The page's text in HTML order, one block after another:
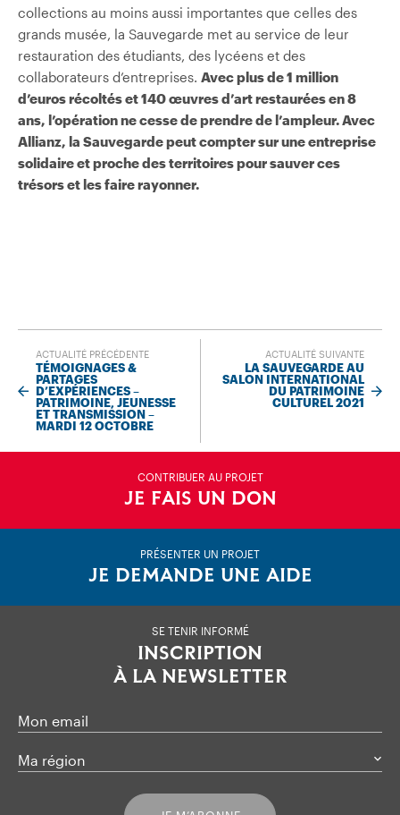
collections au moins aussi importantes que celles des
grands musée, la Sauvegarde met au service de leur
restauration des étudiants, des lycéens et des
collaborateurs d’entreprises. Avec plus de 1 million
d’euros récoltés et 140 œuvres d’art restaurées en 8
ans, l’opération ne cesse de prendre de l’ampleur. Avec
Allianz, la Sauvegarde peut compter sur une entreprise
solidaire et proche des territoires pour sauver ces
trésors et les faire rayonner.
ACTUALITÉ PRÉCÉDENTE
TÉMOIGNAGES &
PARTAGES
D’EXPÉRIENCES –
PATRIMOINE, JEUNESSE
ET TRANSMISSION –
MARDI 12 OCTOBRE
ACTUALITÉ SUIVANTE
LA SAUVEGARDE AU
SALON INTERNATIONAL
DU PATRIMOINE
CULTUREL 2021
CONTRIBUER AU PROJET
JE FAIS UN DON
PRÉSENTER UN PROJET
JE DEMANDE UNE AIDE
SE TENIR INFORMÉ
INSCRIPTION
À LA NEWSLETTER
Mon email
Ma région